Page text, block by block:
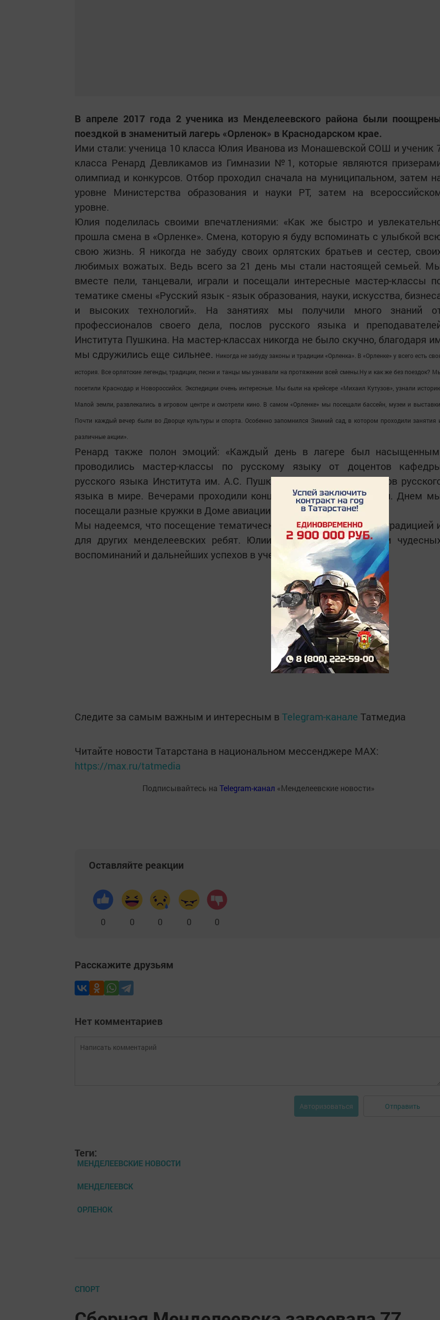
В апреле 2017 года 2 ученика из Менделеевского района были
поездкой в знаменитый лагерь «Орленок» в Краснодарском крае.
Ими стали: ученица 10 класса Юлия Иванова из Монашевской СОШ и ученик
класса Ренард Девликамов из Гимназии №1, которые являются
олимпиад и конкурсов. Отбор проходил сначала на муниципальном, затем
уровне Министерства образования и науки РТ, затем на
уровне.
Юлия поделилась своими впечатлениями: «Как же быстро и
прошла смена в «Орленке». Смена, которую я буду вспоминать с улыбкой
свою жизнь. Я никогда не забуду своих орлятских братьев и сестер,
любимых вожатых. Ведь всего за 21 день мы стали настоящей семьей.
вместе пели, танцевали, играли и посещали интересные мастер-классы
тематике смены «Русский язык - язык образования, науки, искусства,
и высоких технологий». На занятиях мы получили много знаний
профессионалов своего дела, послов русского языка и
Института Пушкина. На мастер-классах никогда не было скучно, благодаря
мы сдружились еще сильнее. Никогда не забуду законы и традиции «Орленка». В «Орленке» у всего есть
история. Все орлятские легенды, традиции, песни и танцы мы узнавали на протяжении всей смены. Ну и как же без поездок?
посетили Краснодар и Новороссийск. Экспедиции очень интересные. Мы были на крейсере «Михаил Кутузов», узнали
Малой земли, развлекались в игровом центре и смотрели кино. В самом «Орленке» мы посещали бассейн, музеи и выставки.
Почти каждый вечер были во Дворце культуры и спорта. Особенно запомнился Зимний сад, в котором проходили занятия
различные акции».
Ренард также полон эмоций: «Каждый день в лагере был
проводились мастер-классы по русскому языку от доцентов
русского языка Института им. А.С. Пушкина в Москве и от послов
языка в мире. Вечерами проходили концерты, «орлятские» уроки. Днем
посещали разные кружки в Доме авиации и космонавтики».
Мы надеемся, что посещение тематических смен станет доброй традицией
для других менделеевских ребят. Юлии и Ренарду мы желаем
воспоминаний и дальнейших успехов в учебе.
Следите за самым важным и интересным в Telegram-канале Татмедиа
Читайте новости Татарстана в национальном мессенджере MАХ:
https://max.ru/tatmedia
Подписывайтесь на Telegram-канал «Менделеевские новости»
Оставляйте реакции
0 0 0 0 0
Расскажите друзьям
Нет комментариев
Авторизоваться Отправить
Теги:
МЕНДЕЛЕЕВСКИЕ НОВОСТИ
МЕНДЕЛЕЕВСК
ОРЛЕНОК
СПОРТ